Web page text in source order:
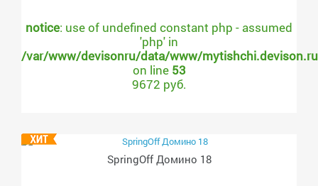
notice: use of undefined constant php - assumed
'php' in
/var/www/devisonru/data/www/
on line 53
9672 руб.
SpringOff Домино 18